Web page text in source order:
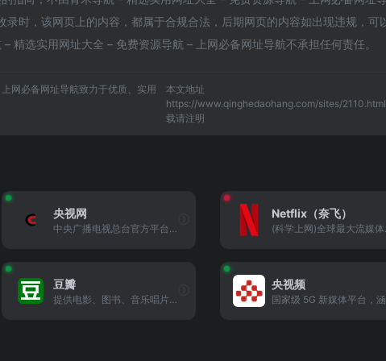
时，该网页上的内容，都属于合规合法，后期网页的内容如出现违规，可
精选实用网址大全 – 免费资源导航 – 上网必备网址导航不承担任何责任。
网必备网址导航致力于优质、实用
本文地址
https://www.qinghedaohang.com/sites/
载请注明
央视网
中央广播电视总台官方平台，提供新闻、纪录片及《百家讲坛》等经典栏目。
Netflix（奈飞）
(科学上网)全球最大流媒体平台，提供《黑暗荣耀》《怪奇物语》等独家剧集。
豆瓣
提供电影、图书、音乐唱片的推荐、评论和价格比较，以及城市独特的文化生活。
央视频